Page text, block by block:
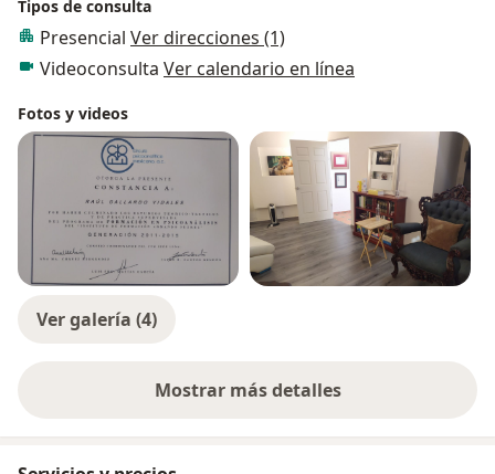
Tipos de consulta
Presencial Ver direcciones (1)
Videoconsulta Ver calendario en línea
Fotos y videos
Ver galería (4)
Mostrar más detalles
sobre la experiencia